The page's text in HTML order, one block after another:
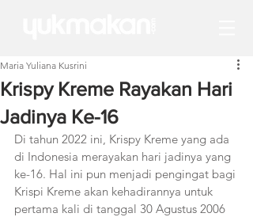
Krispy Kreme Rayakan Hari
Jadinya Ke-16
Maria Yuliana Kusrini
Di tahun 2022 ini, Krispy Kreme yang ada
di Indonesia merayakan hari jadinya yang
ke-16. Hal ini pun menjadi pengingat bagi
Krispi Kreme akan kehadirannya untuk
pertama kali di tanggal 30 Agustus 2006